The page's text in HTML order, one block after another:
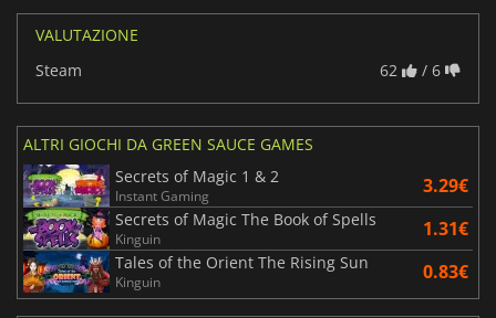
VALUTAZIONE
Steam
62 / 6
ALTRI GIOCHI DA GREEN SAUCE GAMES
Secrets of Magic 1 & 2
Instant Gaming 3.29€
Secrets of Magic The Book of Spells
Kinguin 1.31€
Tales of the Orient The Rising Sun
Kinguin 0.83€